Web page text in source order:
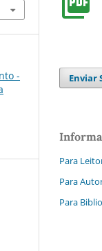
-
Enviar
Para
Para
Para